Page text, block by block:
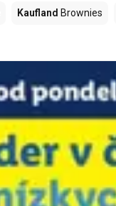
Kaufland Brownies